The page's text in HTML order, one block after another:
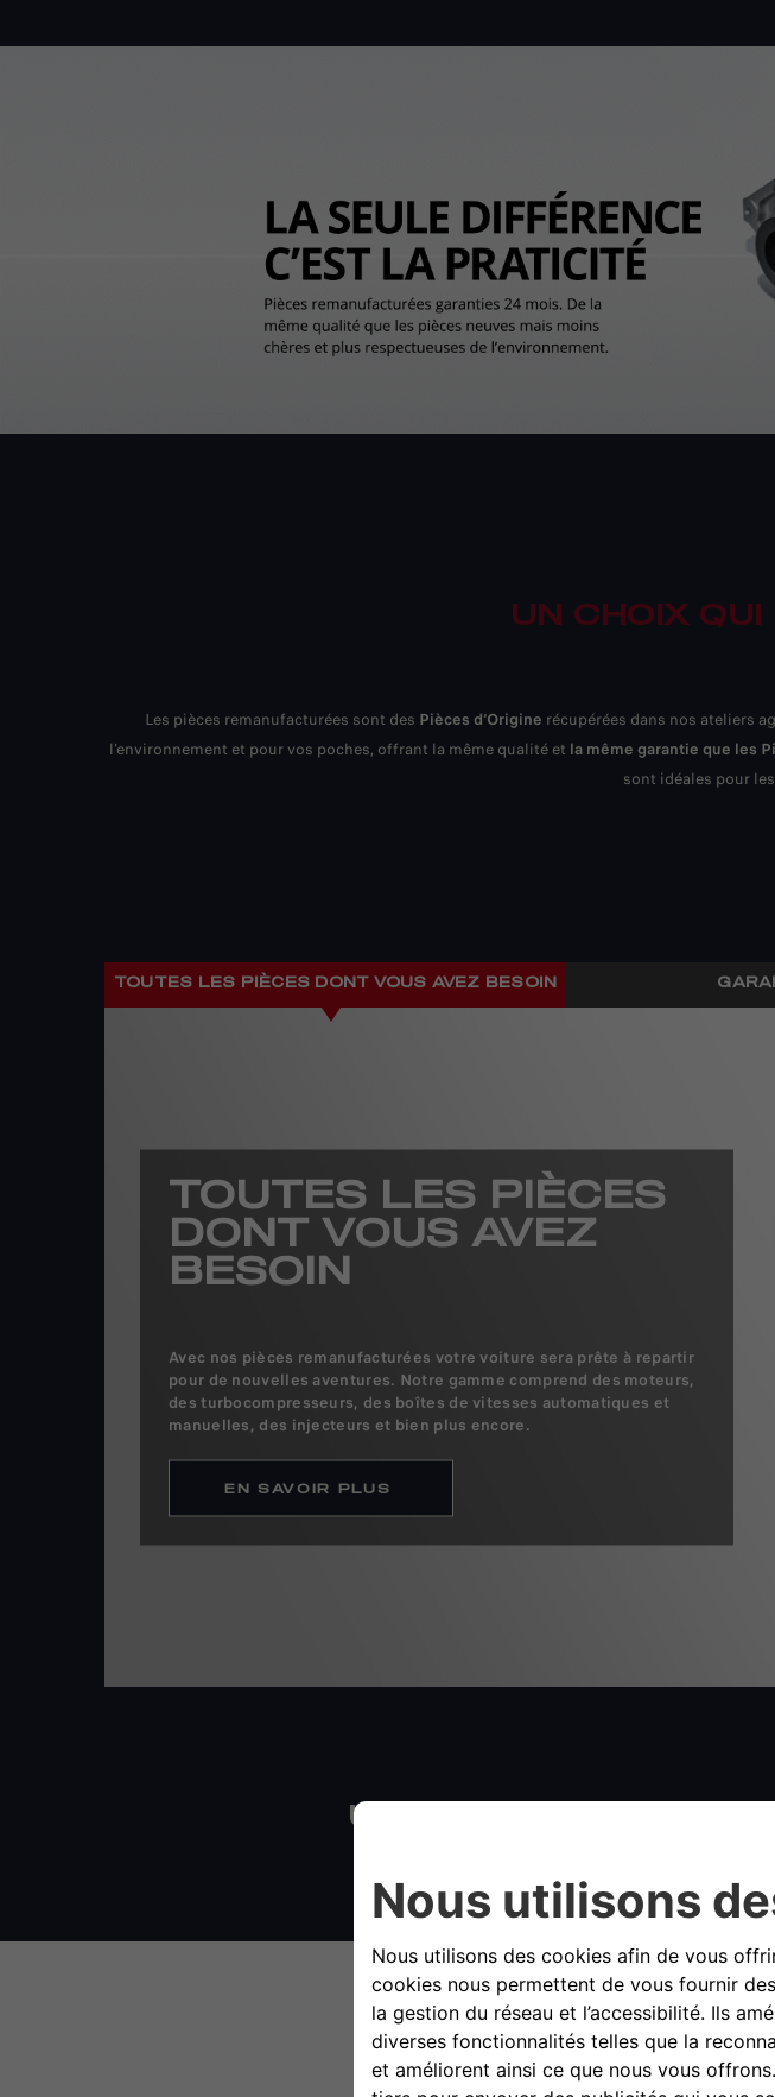
UN CHOIX
Les pièces remanufacturées sont des Pièces d‘Origine récupérées dans nos ateliers
l'environnement et pour vos poches, offrant la même qualité et la même garantie que les
sont idéales pour
TOUTES LES PIÈCES DONT VOUS AVEZ BESOIN
TOUTES LES PIÈCES
DONT VOUS AVEZ
BESOIN
Avec nos pièces remanufacturées votre voiture sera prête à repartir
pour de nouvelles aventures. Notre gamme comprend des moteurs,
des turbocompresseurs, des boîtes de vitesses automatiques et
manuelles, des injecteurs et bien plus encore.
EN SAVOIR PLUS
UNE NOUVELLE VIE